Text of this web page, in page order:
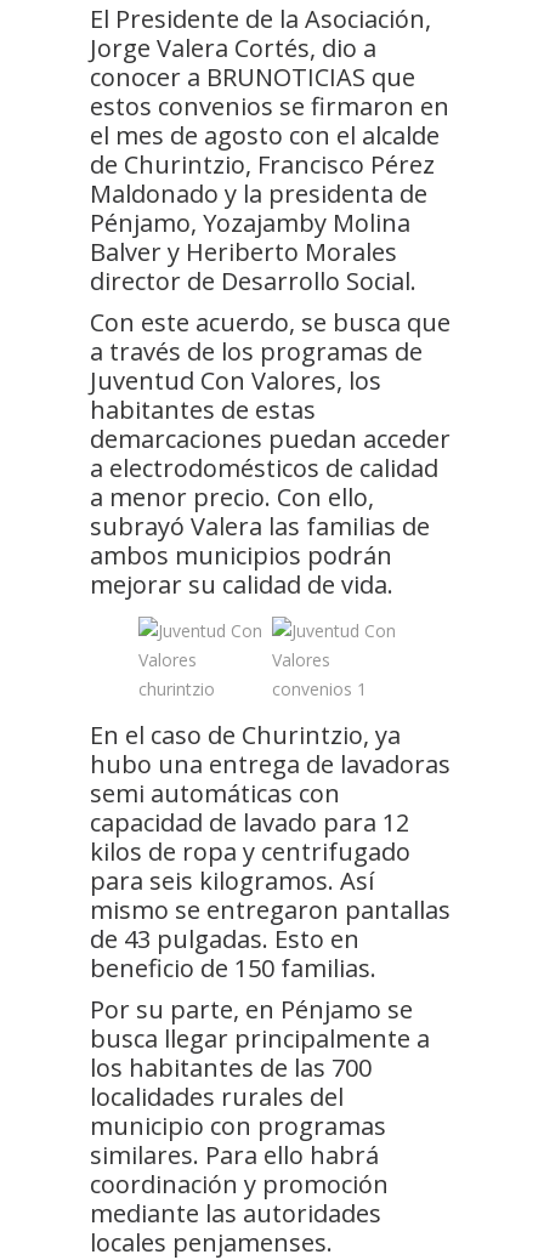
El Presidente de la Asociación,
Jorge Valera Cortés, dio a
conocer a BRUNOTICIAS que
estos convenios se firmaron en
el mes de agosto con el alcalde
de Churintzio, Francisco Pérez
Maldonado y la presidenta de
Pénjamo, Yozajamby Molina
Balver y Heriberto Morales
director de Desarrollo Social.
Con este acuerdo, se busca que
a través de los programas de
Juventud Con Valores, los
habitantes de estas
demarcaciones puedan acceder
a electrodomésticos de calidad
a menor precio. Con ello,
subrayó Valera las familias de
ambos municipios podrán
mejorar su calidad de vida.
En el caso de Churintzio, ya
hubo una entrega de lavadoras
semi automáticas con
capacidad de lavado para 12
kilos de ropa y centrifugado
para seis kilogramos. Así
mismo se entregaron pantallas
de 43 pulgadas. Esto en
beneficio de 150 familias.
Por su parte, en Pénjamo se
busca llegar principalmente a
los habitantes de las 700
localidades rurales del
municipio con programas
similares. Para ello habrá
coordinación y promoción
mediante las autoridades
locales penjamenses.